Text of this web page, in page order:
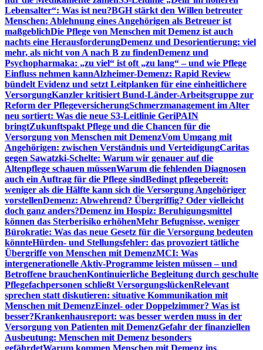
Lebensalter“: Was ist neu?BGH stärkt den Willen betreuter
Menschen: Ablehnung eines Angehörigen als Betreuer ist
maßgeblichDie Pflege von Menschen mit Demenz ist auch
nachts eine HerausforderungDemenz und Desorientierung: viel
mehr, als nicht von A nach B zu findenDemenz und
Psychopharmaka: „zu viel“ ist oft „zu lang“ – und wie Pflege
Einfluss nehmen kannAlzheimer-Demenz: Rapid Review
bündelt Evidenz und setzt Leitplanken für eine einheitlichere
VersorgungKanzler kritisiert Bund-Länder-Arbeitsgruppe zur
Reform der PflegeversicherungSchmerzmanagement im Alter
neu sortiert: Was die neue S3-Leitlinie GeriPAIN
bringtZukunftspakt Pflege und die Chancen für die
Versorgung von Menschen mit DemenzVom Umgang mit
Angehörigen: zwischen Verständnis und VerteidigungCaritas
gegen Sawatzki-Schelte: Warum wir genauer auf die
Altenpflege schauen müssenWarum die fehlenden Diagnosen
auch ein Auftrag für die Pflege sindBedingt pflegebereit:
weniger als die Hälfte kann sich die Versorgung Angehöriger
vorstellenDemenz: Abwehrend? Übergriffig? Oder vielleicht
doch ganz anders?Demenz im Hospiz: Beruhigungsmittel
können das Sterberisiko erhöhenMehr Befugnisse, weniger
Bürokratie: Was das neue Gesetz für die Versorgung bedeuten
könnteHürden- und Stellungsfehler: das provoziert tätliche
Übergriffe von Menschen mit DemenzMCI: Was
intergenerationelle Aktiv-Programme leisten müssen – und
Betroffene brauchenKontinuierliche Begleitung durch geschulte
Pflegefachpersonen schließt VersorgungslückenRelevant
sprechen statt diskutieren: situative Kommunikation mit
Menschen mit DemenzEinzel- oder Doppelzimmer? Was ist
besser?Krankenhausreport: was besser werden muss in der
Versorgung von Patienten mit DemenzGefahr der finanziellen
Ausbeutung: Menschen mit Demenz besonders
gefährdetWarum kommen Menschen mit Demenz ins